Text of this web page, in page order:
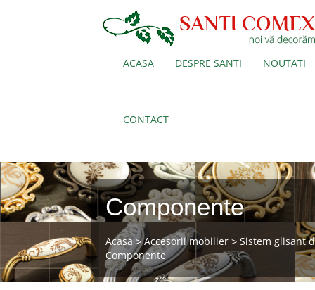
ACASA DESPRE SANTI NOUTATI
CONTACT
Componente
Acasa >Accesorii mobilier > Sistem glisant
Componente